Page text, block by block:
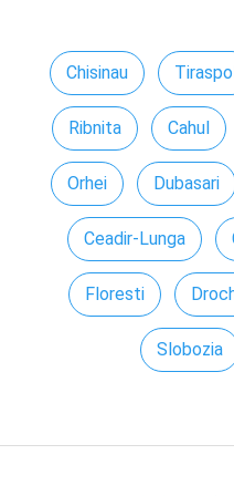
Chisinau Tiraspol
Ribnita Cahul
Orhei Dubasari
Ceadir-Lunga
Floresti
Slobozia